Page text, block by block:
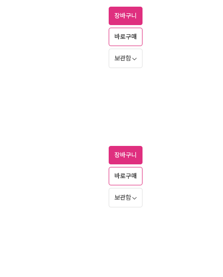
장바구니
바로구매
보관함
장바구니
바로구매
보관함